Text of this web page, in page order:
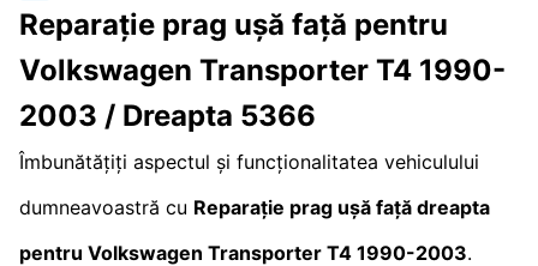
Reparație prag ușă față pentru
Volkswagen Transporter T4 1990-
2003 / Dreapta 5366
Îmbunătățiți aspectul și funcționalitatea vehiculului
dumneavoastră cu Reparație prag ușă față dreapta
pentru Volkswagen Transporter T4 1990-2003.